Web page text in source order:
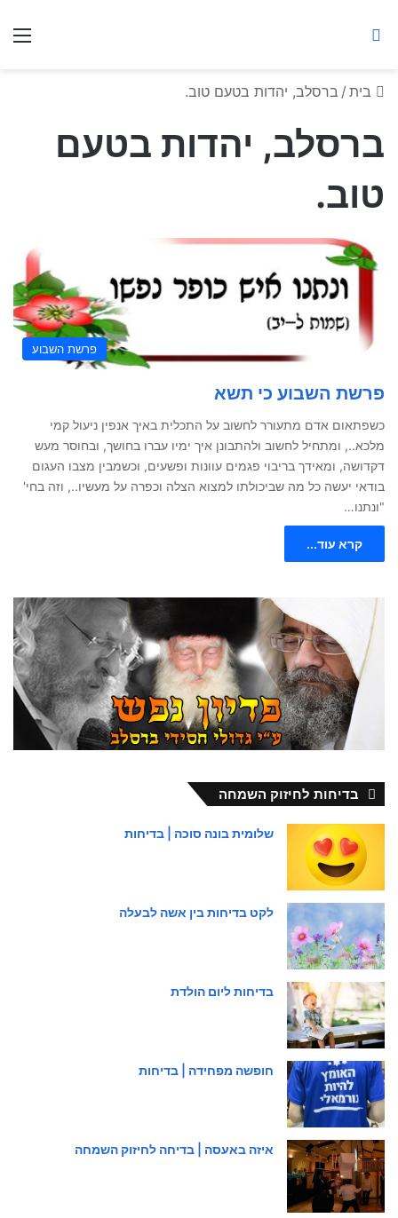
בית / ברסלב, יהדות בטעם טוב.
ברסלב, יהדות בטעם
טוב.
פרשת השבוע
פרשת השבוע כי תשא
כשפתאום אדם מתעורר לחשוב על התכלית באיך אנפין ניעול קמי
מלכא.., ומתחיל לחשוב ולהתבונן איך ימיו עברו בחושך, ובחוסר מעש
דקדושה, ומאידך בריבוי פגמים עוונות ופשעים, וכשמבין מצבו העגום
בודאי יעשה כל מה שביכולתו למצוא הצלה וכפרה על מעשיו.., וזה בחי'
"ונתנו…
קרא עוד...
בדיחות לחיזוק השמחה
שלומית בונה סוכה | בדיחות
לקט בדיחות בין אשה לבעלה
בדיחות ליום הולדת
חופשה מפחידה | בדיחות
איזה באעסה | בדיחה לחיזוק השמחה